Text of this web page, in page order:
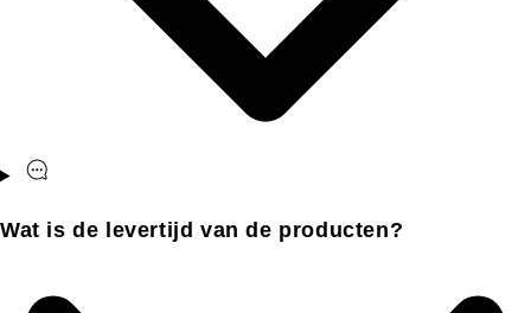
Wat is de levertijd van de producten?